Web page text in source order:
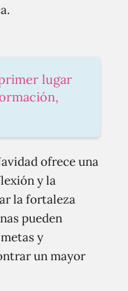
lugar
ofrece una
y la
la fortaleza
pueden
y
un mayor